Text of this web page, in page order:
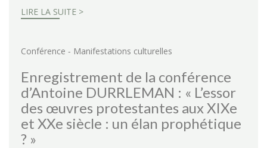
LIRE LA SUITE >
Conférence - Manifestations culturelles
Enregistrement de la conférence
d’Antoine DURRLEMAN : « L’essor
des œuvres protestantes aux XIXe
et XXe siècle : un élan prophétique
? »